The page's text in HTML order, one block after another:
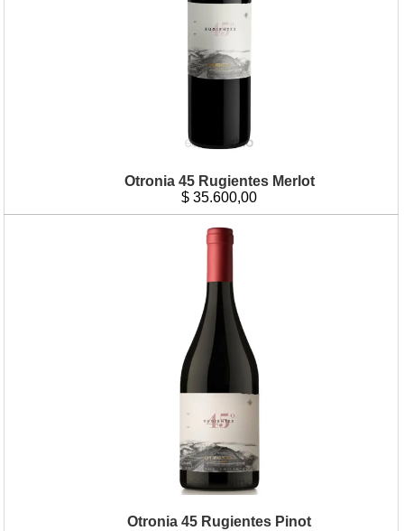
Otronia 45 Rugientes Merlot
$ 35.600,00
Otronia 45 Rugientes Pinot